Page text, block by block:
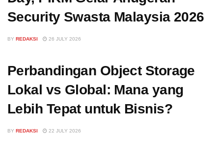
Security Swasta Malaysia 2026
BY REDAKSI 26 JULY 2026
Perbandingan Object Storage
Lokal vs Global: Mana yang
Lebih Tepat untuk Bisnis?
BY REDAKSI 22 JULY 2026